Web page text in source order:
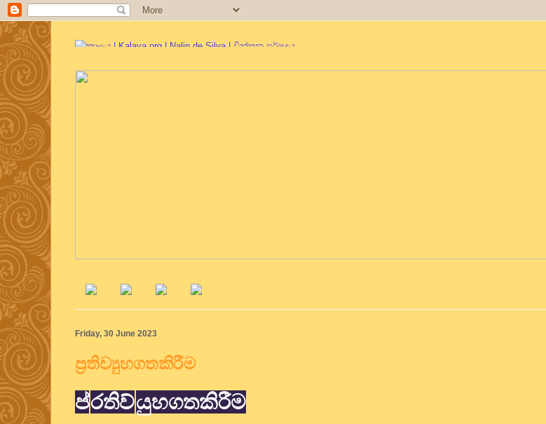
Friday, 30 June 2023
ප්‍රතිව්‍යුහගතකිරීම
ප්රතිව්යුහගතකිරීම